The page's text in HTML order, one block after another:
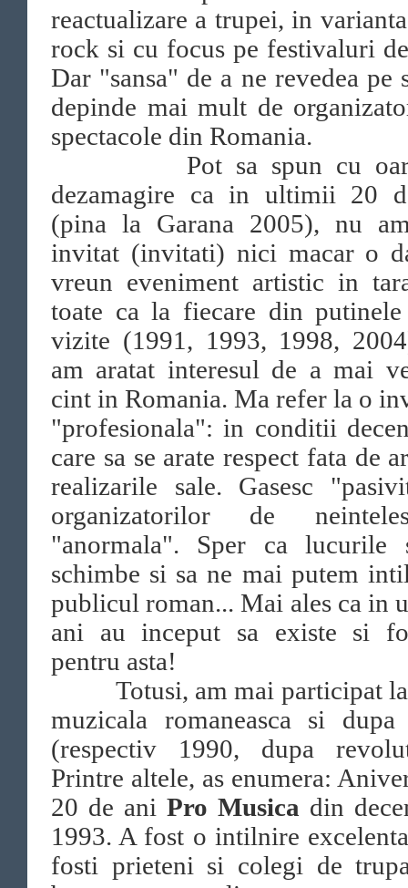
reactualizare a trupei, in
rock si cu focus pe festivaluri
Dar "sansa" de a ne revedea pe
depinde mai mult de
spectacole din Romania.
Pot sa spun cu
dezamagire ca in ultimii 20
(pina la Garana 2005), nu
invitat (invitati) nici macar o
vreun eveniment artistic in
toate ca la fiecare din
vizite (1991, 1993, 1998,
am aratat interesul de a mai
cint in Romania. Ma refer la o
"profesionala": in conditii
care sa se arate respect fata de
realizarile sale. Gasesc
organizatorilor de
"anormala". Sper ca lucurile
schimbe si sa ne mai putem
publicul roman... Mai ales ca in
ani au inceput sa existe si
pentru asta!
Totusi, am mai participat la
muzicala romaneasca si dupa
(respectiv 1990, dupa
Printre altele, as enumera:
20 de ani Pro Musica din
1993. A fost o intilnire
fosti prieteni si colegi de